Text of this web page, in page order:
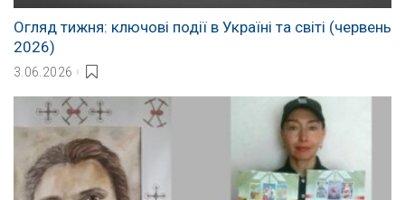
Огляд тижня: ключові події в Україні та світі (червень
2026)
3.06.2026